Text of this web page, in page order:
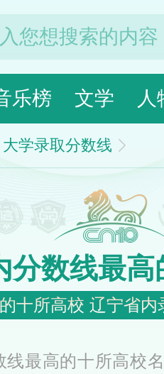
乐榜 文学 人
大学录取分数线
分数线最
十所高校 辽宁省
线最高的十所高校